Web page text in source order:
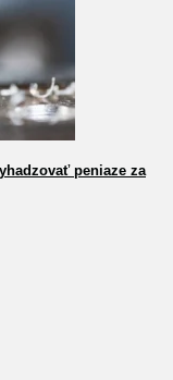
peniaze za